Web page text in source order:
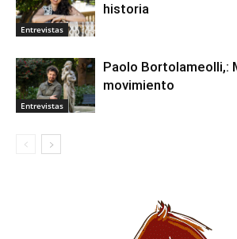
Entrevistas
historia
Entrevistas
Paolo Bortolameolli,:
movimiento